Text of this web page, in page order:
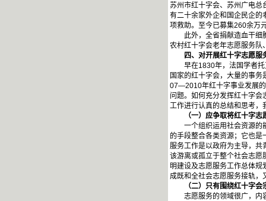
苏州市红十字会、苏州广电总
有二十余家外企和国企民企的
项救助。至今已募集260余万
此外，全省捐献造血干细胞
农村红十字会老年志愿服务队
四、对开展红十字志愿服
早在1830年，法国学者托
国家的红十字会，大量的事
07—2010年红十字事业发展的
问题。如何充分发挥红十字
工作进行认真的总结和思考，
（一）应争取将红十字志愿
一个组织运用社会资源的能
的手段整合各类资源；它也
服务工作是以政府为主导，共
该游离或孤立于整个社会志愿
明建设及志愿服务工作总体
成既和全社会志愿服务接轨，
（二）只有围绕红十字会宗
志愿服务的领域很广，内容